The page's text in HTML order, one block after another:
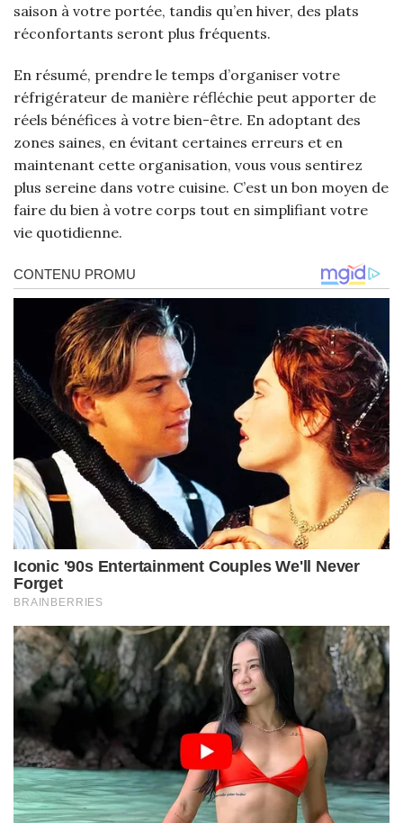
saison à votre portée, tandis qu’en hiver, des plats
réconfortants seront plus fréquents.
En résumé, prendre le temps d’organiser votre
réfrigérateur de manière réfléchie peut apporter de
réels bénéfices à votre bien-être. En adoptant des
zones saines, en évitant certaines erreurs et en
maintenant cette organisation, vous vous sentirez
plus sereine dans votre cuisine. C’est un bon moyen de
faire du bien à votre corps tout en simplifiant votre
vie quotidienne.